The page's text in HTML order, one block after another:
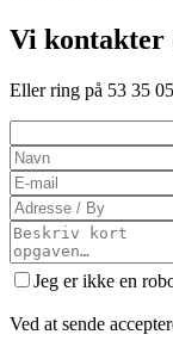
Vi kontakter
Eller ring på 53 35
Jeg er ikke en
Ved at sende